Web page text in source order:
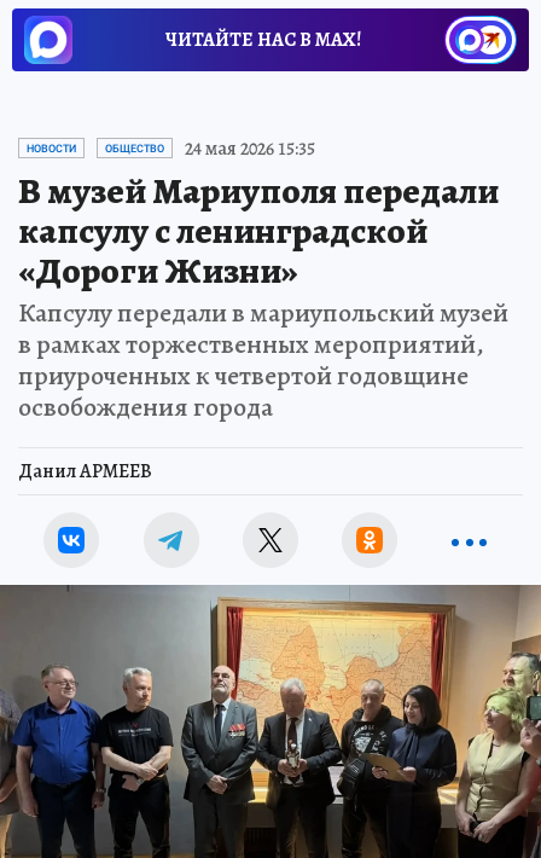
ЧИТАЙТЕ НАС В МАХ!
НОВОСТИ ОБЩЕСТВО 24 мая 2026 15:35
В музей Мариуполя передали
капсулу с ленинградской
«Дороги Жизни»
Капсулу передали в мариупольский музей
в рамках торжественных мероприятий,
приуроченных к четвертой годовщине
освобождения города
Данил АРМЕЕВ